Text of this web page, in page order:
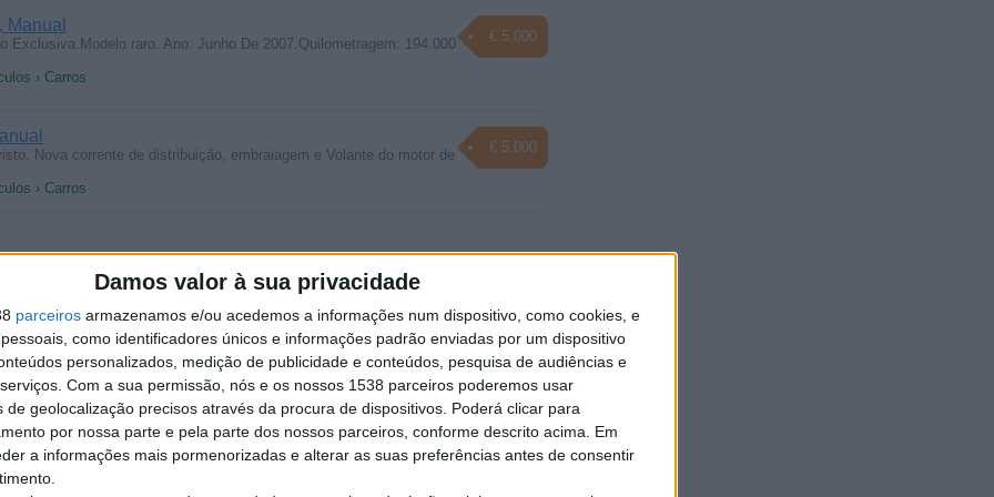
Damos valor à sua privacidade
parceiros armazenamos e/ou acedemos a informações num dispositivo, como cookies, e
como identificadores únicos e informações padrão enviadas por um dispositivo
personalizados, medição de publicidade e conteúdos, pesquisa de audiências e
Com a sua permissão, nós e os nossos 1538 parceiros poderemos usar
de geolocalização precisos através da procura de dispositivos. Poderá clicar para
por nossa parte e pela parte dos nossos parceiros, conforme descrito acima. Em
a informações mais pormenorizadas e alterar as suas preferências antes de consentir
Manual
€ 5.000
Exclusiva.Modelo raro. Ano: Junho De 2007.Quilometragem: 194.000
› Carros
€ 5.000
Nova corrente de distribuição, embraiagem e Volante do motor de
› Carros
€ 7.600
CRD – 2002 | Excelente Estado | Histórico Completo Vende-se Jeep
› Carros
todos os pontos de vista.Pintura impecável.Interior como novo.